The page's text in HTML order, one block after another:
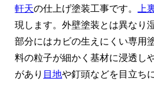
軒天の仕上げ塗装工事です。 上
現します。外壁塗装とは異なり
部分にはカビの生えにくい専用
料の粒子が細かく基材に浸透し
があり 目地や釘頭などを目立ち